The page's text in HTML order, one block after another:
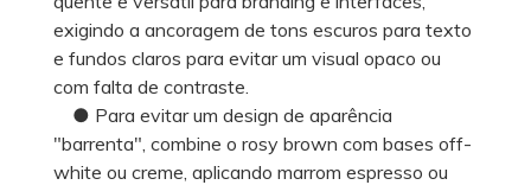
exigindo a ancoragem de tons escuros para texto
e fundos claros para evitar um visual opaco ou
com falta de contraste.
● Para evitar um design de aparência
"barrenta", combine o rosy brown com bases off-
white ou creme, aplicando marrom espresso ou